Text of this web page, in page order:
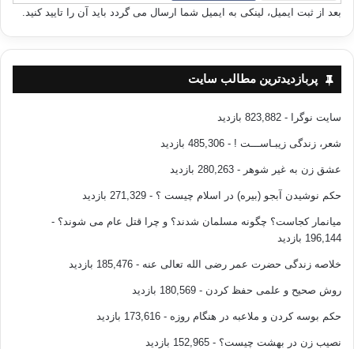
بعد از ثبت ایمیل، لینکی به ایمیل شما ارسال می گردد باید آن را تایید کنید.
پربازدیدترین مطالب سایت
سایت نوگرا - 823,882 بازدید
شعر، زندگی زیبـاســـت ! - 485,306 بازدید
عشق زن به غیر شوهر - 280,263 بازدید
حکم نوشیدن آبجو (بیره) در اسلام چیست ؟ - 271,329 بازدید
میانمار کجاست؟ چگونه مسلمان شدند؟ و چرا قتل عام می شوند؟ -
196,144 بازدید
خلاصه زندگی حضرت عمر رضی الله تعالی عنه - 185,476 بازدید
روش صحیح و علمی حفظ کردن - 180,569 بازدید
حکم بوسه کردن و ملاعبه در هنگام روزه - 173,616 بازدید
نصیب زن در بهشت چیست؟ - 152,965 بازدید